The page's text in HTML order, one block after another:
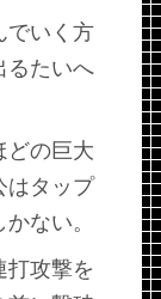
でいく方
るたいへ
どの巨大
はタップ
ない。
打攻撃を